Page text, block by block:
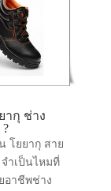
ากุ ช่าง
โยยากุ สาย
ำเป็นไหมที่
อาชีพช่าง